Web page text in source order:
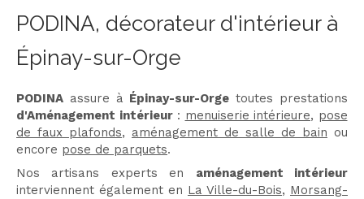
PODINA, décorateur d'intérieur à
Épinay-sur-Orge
PODINA assure à Épinay-sur-Orge toutes prestations
d'Aménagement intérieur: menuiserie intérieure, pose
de faux plafonds, aménagement de salle de bain ou
encore pose de parquets.
Nos artisans experts en aménagement intérieur
interviennent également en La Ville-du-Bois, Morsang-